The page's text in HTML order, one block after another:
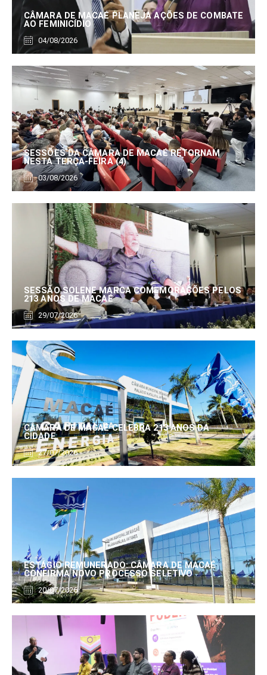
CÂMARA DE MACAÉ PLANEJA AÇÕES DE COMBATE
AO FEMINICÍDIO
04/08/2026
SESSÕES DA CÂMARA DE MACAÉ RETORNAM
NESTA TERÇA-FEIRA (4)
03/08/2026
SESSÃO SOLENE MARCA COMEMORAÇÕES PELOS
213 ANOS DE MACAÉ
29/07/2026
CÂMARA DE MACAÉ CELEBRA 213 ANOS DA
CIDADE
27/07/2026
ESTÁGIO REMUNERADO: CÂMARA DE MACAÉ
CONFIRMA NOVO PROCESSO SELETIVO
20/07/2026